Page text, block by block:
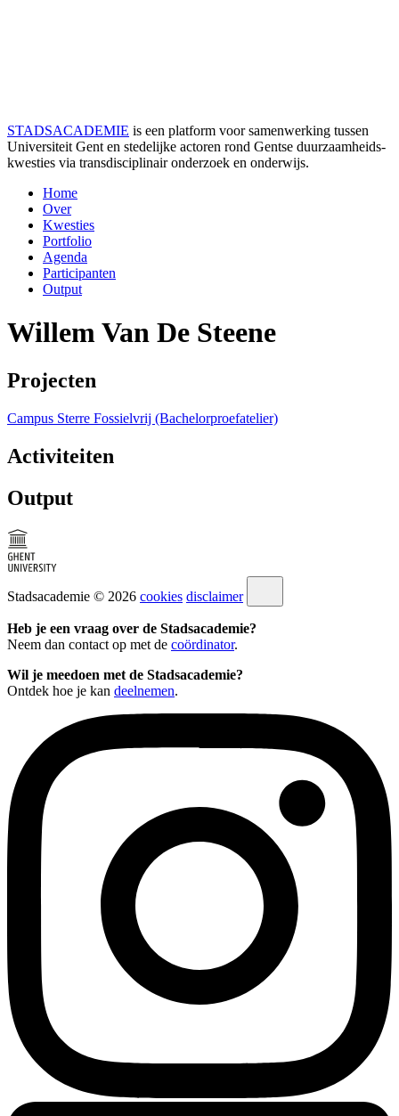
STADSACADEMIE is een platform voor samenwerking tussen
Universiteit Gent en stedelijke actoren rond Gentse duurzaamheids­
kwesties via transdisciplinair onderzoek en onderwijs.
Home
Over
Kwesties
Portfolio
Agenda
Participanten
Output
Willem Van De Steene
Projecten
Campus Sterre Fossielvrij (Bachelorproefatelier)
Activiteiten
Output
Stadsacademie © 2026 cookies disclaimer
Heb je een vraag over de Stadsacademie?
Neem dan contact op met de coördinator.
Wil je meedoen met de Stadsacademie?
Ontdek hoe je kan deelnemen.